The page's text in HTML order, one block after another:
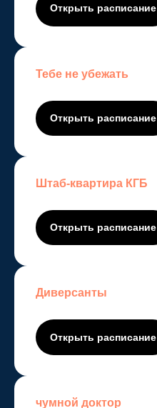
Открыть расписание
Тебе не убежать
Открыть расписание
Штаб-квартира КГБ
Открыть расписание
Диверсанты
Открыть расписание
чумной доктор